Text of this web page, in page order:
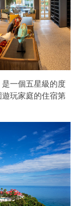
一個五星級的度
玩家庭的住宿第